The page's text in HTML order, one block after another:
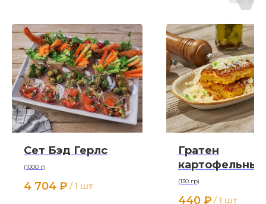
Сет Бэд Герлс
(1000 г)
4 704 ₽ / 1 шт
Гратен
картофельный
(130 гр)
440 ₽ / 1 шт